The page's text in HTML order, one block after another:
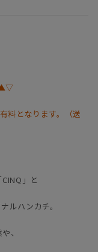
料となります。（送
」と
ルハンカチ。
、